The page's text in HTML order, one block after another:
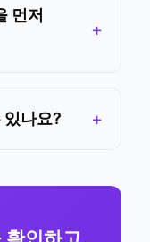
먼저
있나요?